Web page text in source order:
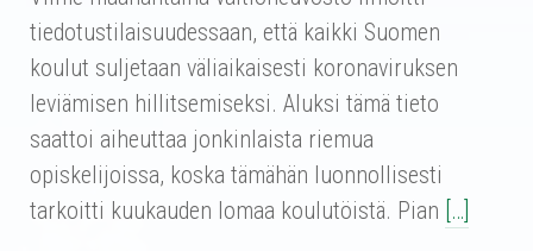
tiedotustilaisuudessaan, että kaikki Suomen
koulut suljetaan väliaikaisesti koronaviruksen
leviämisen hillitsemiseksi. Aluksi tämä tieto
saattoi aiheuttaa jonkinlaista riemua
opiskelijoissa, koska tämähän luonnollisesti
tarkoitti kuukauden lomaa koulutöistä. Pian […]